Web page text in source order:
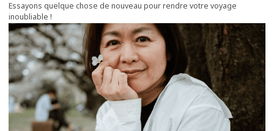
Essayons quelque chose de nouveau pour rendre votre voyage
inoubliable !
more